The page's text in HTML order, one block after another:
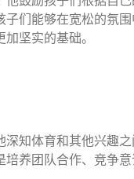
们能够在宽松的氛围
坚实的基础。
知体育和其他兴趣之
养团队合作、竞争意